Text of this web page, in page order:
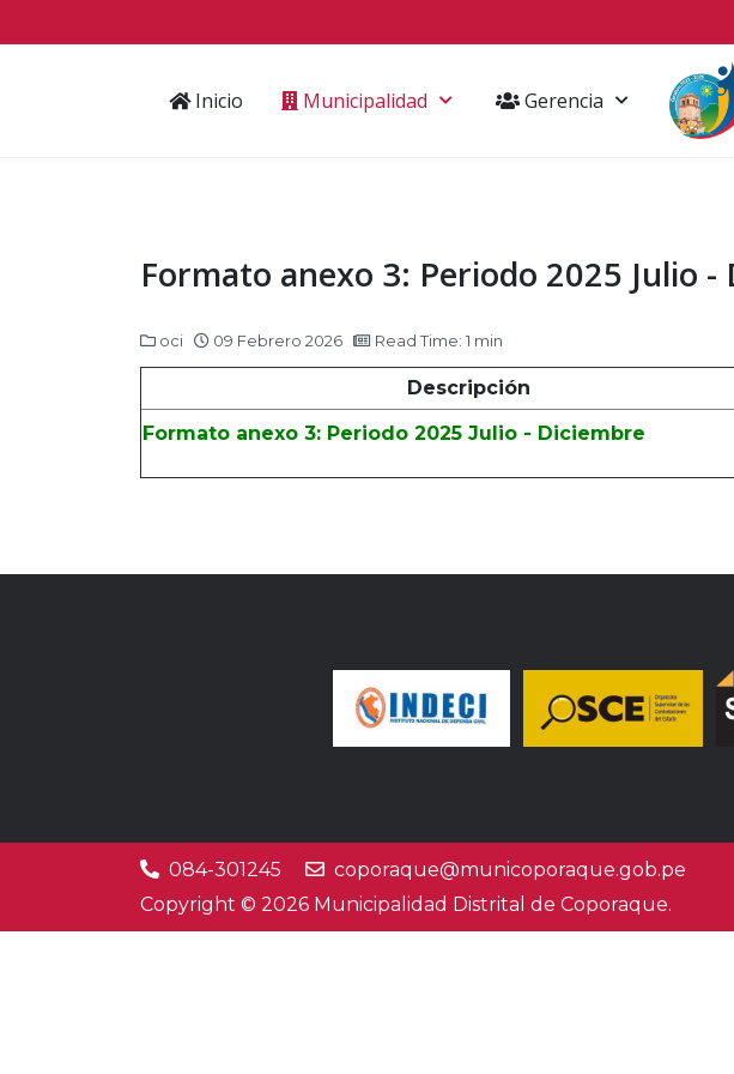
Inicio Municipalidad Gerencia
Formato anexo 3: Periodo 2025 Julio -
oci 09 Febrero 2026 Read Time: 1 min
Descripción
Formato anexo 3: Periodo 2025 Julio - Diciembre
084-301245
coporaque@municoporaque.gob.pe
Copyright © 2026 Municipalidad Distrital de Coporaque.